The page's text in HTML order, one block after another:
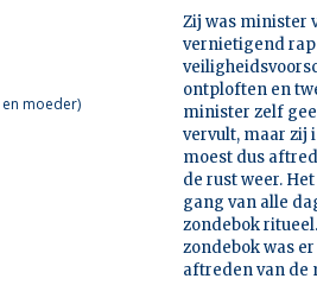
moeder)
Zij was minister
vernietigend
ontploften en
minister zelf
vervult, maar zij
moest dus
de rust weer.
gang van alle
zondebok
zondebok was
aftreden van de